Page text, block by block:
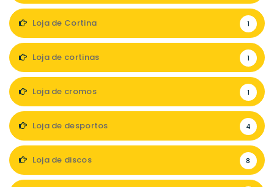
Loja de Cortina 1
Loja de cortinas 1
Loja de cromos 1
Loja de desportos 4
Loja de discos 8